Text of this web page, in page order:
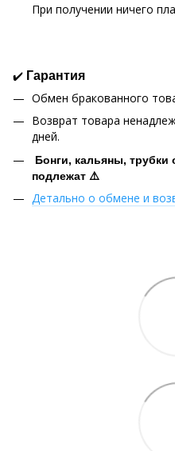
При получении ничего
✔️ Гарантия
Обмен бракованного
Возврат товара
дней.
Бонги, кальяны, трубки
подлежат ⚠️
Детально о обмене и